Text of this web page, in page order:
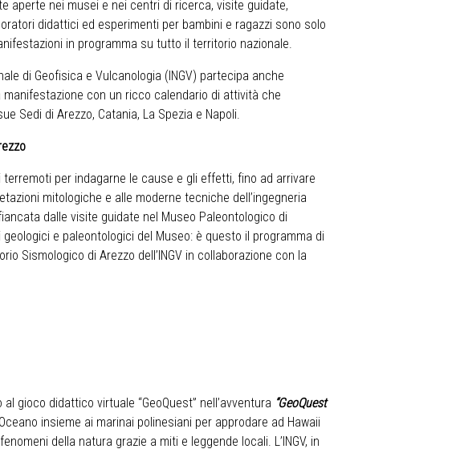
aperte nei musei e nei centri di ricerca, visite guidate,
didattici ed esperimenti per bambini e ragazzi sono solo
in programma su tutto il territorio nazionale.
di Geofisica e Vulcanologia (INGV) partecipa anche
manifestazione con un ricco calendario di attività che
Sedi di Arezzo, Catania, La Spezia e Napoli.
terremoti per indagarne le cause e gli effetti, fino ad arrivare
mitologiche e alle moderne tecniche dell’ingegneria
dalle visite guidate nel Museo Paleontologico di
e paleontologici del Museo: è questo il programma di
Sismologico di Arezzo dell’INGV in collaborazione con la
gioco didattico virtuale “GeoQuest” nell’avventura “GeoQuest
insieme ai marinai polinesiani per approdare ad Hawaii
della natura grazie a miti e leggende locali. L’INGV, in